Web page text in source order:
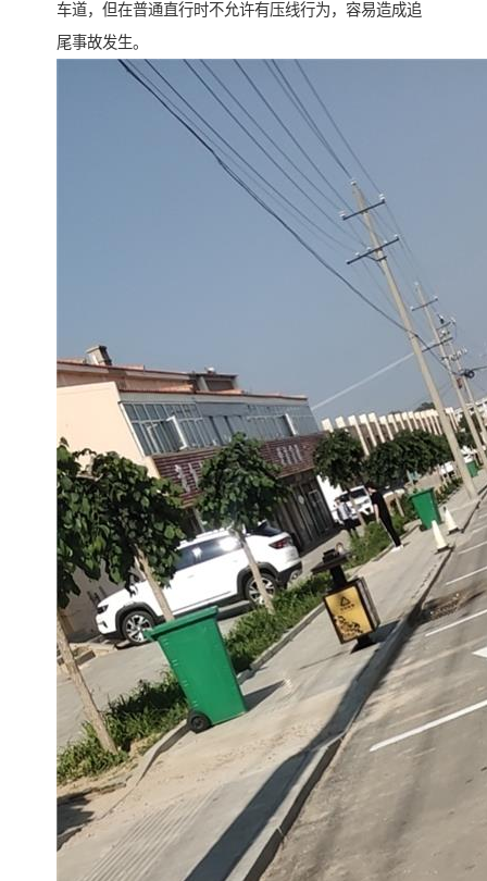
车道，但在普通直行时不允许有压线行为，容易造成追
尾事故发生。